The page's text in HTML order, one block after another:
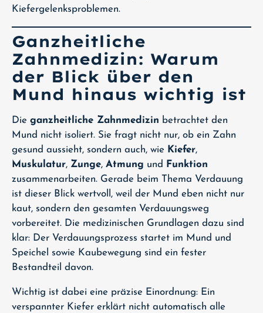
Kiefergelenksproblemen.
Ganzheitliche
Zahnmedizin: Warum
der Blick über den
Mund hinaus wichtig ist
Die ganzheitliche Zahnmedizin betrachtet den
Mund nicht isoliert. Sie fragt nicht nur, ob ein Zahn
gesund aussieht, sondern auch, wie Kiefer,
Muskulatur, Zunge, Atmung und
Funktion
zusammenarbeiten. Gerade beim Thema Verdauung
ist dieser Blick wertvoll, weil der Mund eben nicht nur
kaut, sondern den gesamten Verdauungsweg
vorbereitet. Die medizinischen Grundlagen dazu sind
klar: Der Verdauungsprozess startet im Mund und
Speichel sowie Kaubewegung sind ein fester
Bestandteil davon.
Wichtig ist dabei eine präzise Einordnung: Ein
verspannter Kiefer erklärt nicht automatisch alle